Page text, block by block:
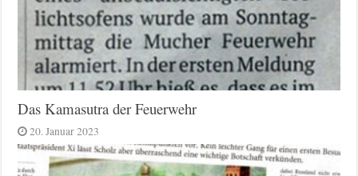
Das Kamasutra der Feuerwehr
20. Januar 2023